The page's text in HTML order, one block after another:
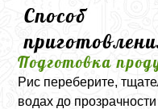
Способ
Подготовка
Рис переберите,
водах до